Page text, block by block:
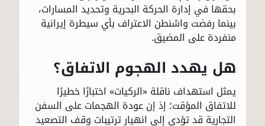
بحقها في إدارة الحركة البحرية وتحديد المسارات،
بينما رفضت واشنطن الاعتراف بأي سيطرة إيرانية
منفردة على المضيق.
هل يهدد الهجوم الاتفاق؟
يمثل استهداف ناقلة «الركيات» اختبارًا خطيرًا
للاتفاق المؤقت؛ إذ إن عودة الهجمات على السفن
التجارية قد تؤدي إلى انهيار ترتيبات وقف التصعيد